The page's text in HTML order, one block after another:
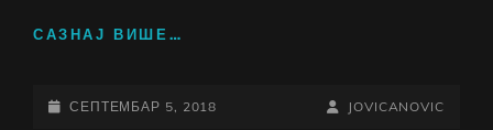
САЗНАЈ ВИШЕ…
POSTED-
СЕПТЕМБАР 5, 2018
BY
BYLINE
JOVICANOVIC